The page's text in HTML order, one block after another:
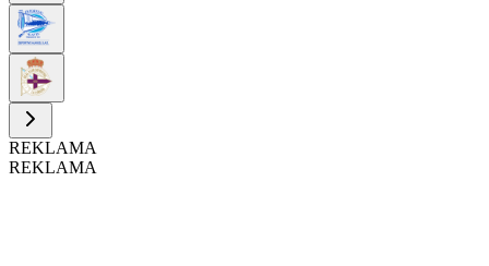
REKLAMA
REKLAMA